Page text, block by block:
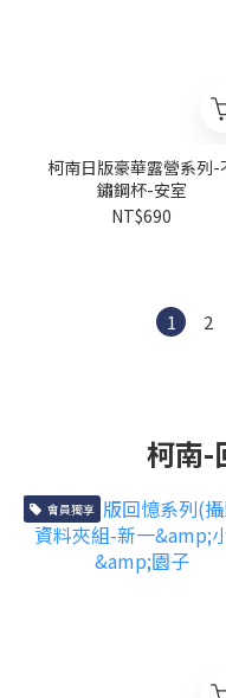
柯南日版豪華露營系列-
鏽鋼杯-安室
NT$690
1 2
柯南-
會員獨享